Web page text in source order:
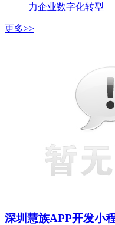
力企业数字化转型
更多>>
深圳慧族APP开发小